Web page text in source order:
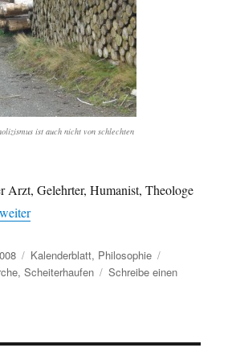
ist auch nicht von schlechten
Arzt, Gelehrter, Humanist, Theologe
weiter
Kategorien
Kalenderblatt, Philosophie
,Scheiterhaufen
Schreibe einen